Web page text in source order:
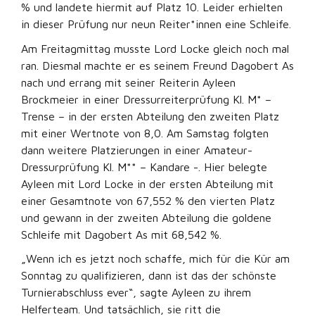
% und landete hiermit auf Platz 10. Leider erhielten
in dieser Prüfung nur neun Reiter*innen eine Schleife.
Am Freitagmittag musste Lord Locke gleich noch mal
ran. Diesmal machte er es seinem Freund Dagobert As
nach und errang mit seiner Reiterin Ayleen
Brockmeier in einer Dressurreiterprüfung Kl. M* –
Trense – in der ersten Abteilung den zweiten Platz
mit einer Wertnote von 8,0. Am Samstag folgten
dann weitere Platzierungen in einer Amateur-
Dressurprüfung Kl. M** – Kandare -. Hier belegte
Ayleen mit Lord Locke in der ersten Abteilung mit
einer Gesamtnote von 67,552 % den vierten Platz
und gewann in der zweiten Abteilung die goldene
Schleife mit Dagobert As mit 68,542 %.
„Wenn ich es jetzt noch schaffe, mich für die Kür am
Sonntag zu qualifizieren, dann ist das der schönste
Turnierabschluss ever“, sagte Ayleen zu ihrem
Helferteam. Und tatsächlich, sie ritt die